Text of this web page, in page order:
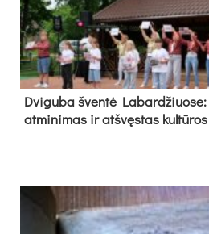
Dvi­gu­ba šven­tė
at­mi­ni­mas ir at­švęs­tas